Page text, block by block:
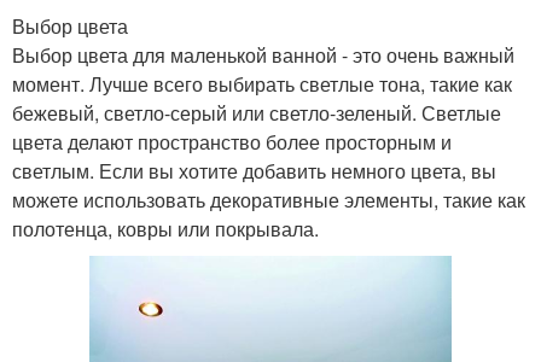
Выбор цвета
Выбор цвета для маленькой ванной - это очень важный
момент. Лучше всего выбирать светлые тона, такие как
бежевый, светло-серый или светло-зеленый. Светлые
цвета делают пространство более просторным и
светлым. Если вы хотите добавить немного цвета, вы
можете использовать декоративные элементы, такие как
полотенца, ковры или покрывала.